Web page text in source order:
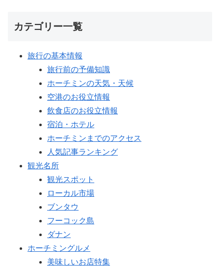
カテゴリー一覧
旅行の基本情報
旅行前の予備知識
ホーチミンの天気・天候
空港のお役立情報
飲食店のお役立情報
宿泊・ホテル
ホーチミンまでのアクセス
人気記事ランキング
観光名所
観光スポット
ローカル市場
ブンタウ
フーコック島
ダナン
ホーチミングルメ
美味しいお店特集